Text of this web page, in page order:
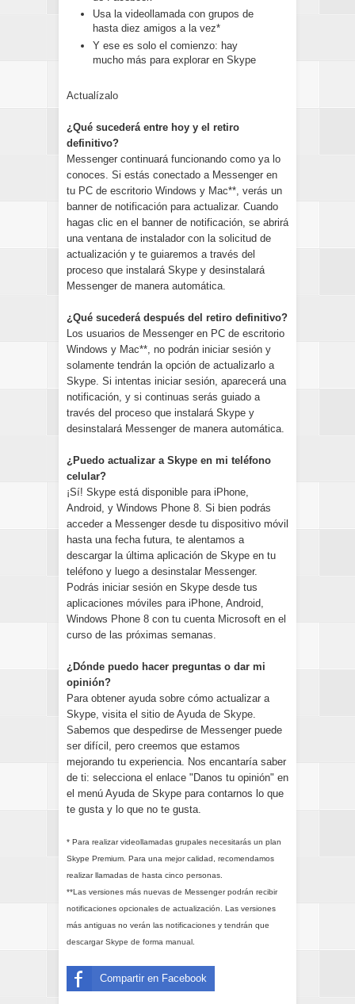
Usa la videollamada con grupos de
hasta diez amigos a la vez*
Y ese es solo el comienzo: hay
mucho más para explorar en Skype
Actualízalo
¿Qué sucederá entre hoy y el retiro
definitivo?
Messenger continuará funcionando como ya lo
conoces. Si estás conectado a Messenger en
tu PC de escritorio Windows y Mac**, verás un
banner de notificación para actualizar. Cuando
hagas clic en el banner de notificación, se abrirá
una ventana de instalador con la solicitud de
actualización y te guiaremos a través del
proceso que instalará Skype y desinstalará
Messenger de manera automática.
¿Qué sucederá después del retiro definitivo?
Los usuarios de Messenger en PC de escritorio
Windows y Mac**, no podrán iniciar sesión y
solamente tendrán la opción de actualizarlo a
Skype. Si intentas iniciar sesión, aparecerá una
notificación, y si continuas serás guiado a
través del proceso que instalará Skype y
desinstalará Messenger de manera automática.
¿Puedo actualizar a Skype en mi teléfono
celular?
¡Sí! Skype está disponible para iPhone,
Android, y Windows Phone 8. Si bien podrás
acceder a Messenger desde tu dispositivo móvil
hasta una fecha futura, te alentamos a
descargar la última aplicación de Skype en tu
teléfono y luego a desinstalar Messenger.
Podrás iniciar sesión en Skype desde tus
aplicaciones móviles para iPhone, Android,
Windows Phone 8 con tu cuenta Microsoft en el
curso de las próximas semanas.
¿Dónde puedo hacer preguntas o dar mi
opinión?
Para obtener ayuda sobre cómo actualizar a
Skype, visita el sitio de Ayuda de Skype.
Sabemos que despedirse de Messenger puede
ser difícil, pero creemos que estamos
mejorando tu experiencia. Nos encantaría saber
de ti: selecciona el enlace "Danos tu opinión" en
el menú Ayuda de Skype para contarnos lo que
te gusta y lo que no te gusta.
* Para realizar videollamadas grupales necesitarás un plan
Skype Premium. Para una mejor calidad, recomendamos
realizar llamadas de hasta cinco personas.
**Las versiones más nuevas de Messenger podrán recibir
notificaciones opcionales de actualización. Las versiones
más antiguas no verán las notificaciones y tendrán que
descargar Skype de forma manual
Compartir en Facebook